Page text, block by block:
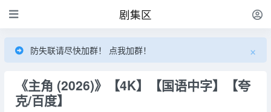
剧集区
防失联请尽快加群！ 点我加群！
×
《主角 (2026)》【4K】【国语中字】【夸
克/百度】